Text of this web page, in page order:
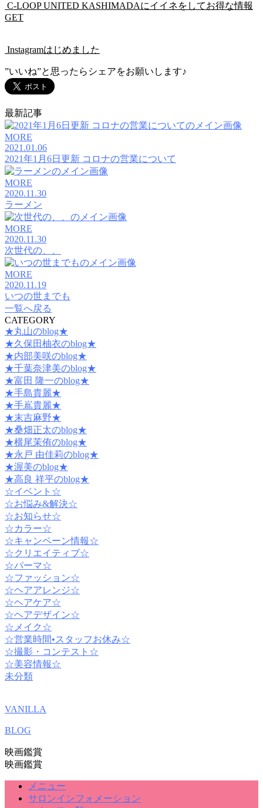
C-LOOP UNITED KASHIMADAにイイネをしてお得な情報
GET
Instagramはじめました
”いいね”と思ったらシェアをお願いします♪
最新記事
MORE
2021.01.06
2021年1月6日更新 コロナの営業について
MORE
2020.11.30
ラーメン
MORE
2020.11.30
次世代の、、
MORE
2020.11.19
いつの世までも
一覧へ戻る
CATEGORY
★丸山のblog★
★久保田柚衣のblog★
★内部美咲のblog★
★千葉奈津美のblog★
★富田 隆一のblog★
★手島貴麗★
★手嶌貴麗★
★末吉麻野★
★桑畑正太のblog★
★横尾茉侑のblog★
★永戸 由佳莉のblog★
★渥美のblog★
★高良 祥平のblog★
☆イベント☆
☆お悩み&解決☆
☆お知らせ☆
☆カラー☆
☆キャンペーン情報☆
☆クリエイティブ☆
☆パーマ☆
☆ファッション☆
☆ヘアアレンジ☆
☆ヘアケア☆
☆ヘアデザイン☆
☆メイク☆
☆営業時間•スタッフお休み☆
☆撮影・コンテスト☆
☆美容情報☆
未分類
VANILLA
BLOG
映画鑑賞
映画鑑賞
メニュー
サロンインフォメーション